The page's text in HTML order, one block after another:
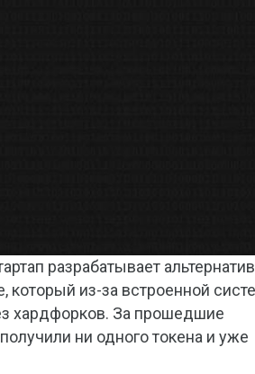
разрабатывает
который из-за встроенной
хардфорков. За прошедшие
ни одного токена и уже